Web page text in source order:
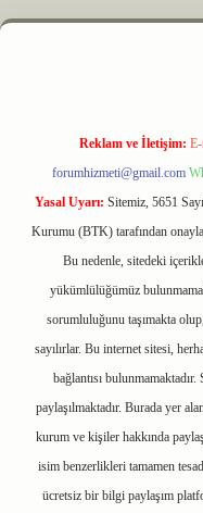
elexbet
Reklam ve İletişim:
forumhizmeti@gmail.com
Yasal Uyarı: Sitemiz, 5651
Kurumu (BTK) tarafından
Bu nedenle, sitedeki
yükümlülüğümüz
sorumluluğunu taşımakta
sayılırlar. Bu internet sitesi,
bağlantısı bulunmamaktadır.
paylaşılmaktadır. Burada yer
kurum ve kişiler hakkında
isim benzerlikleri tamamen
ücretsiz bir bilgi paylaşım